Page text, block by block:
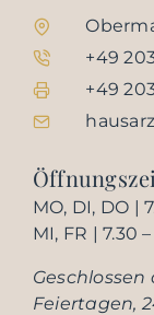
+49
+49
MO, DI, DO |
MI, FR | 7.30
Feiertagen,